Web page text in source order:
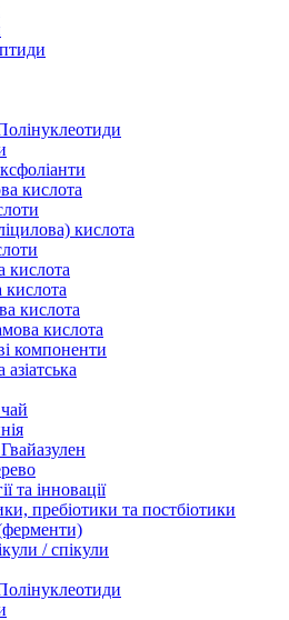
кислота
кислота
кислота
кислота
кислота
компоненти
та інновації
пребіотики та постбіотики
/ спікули